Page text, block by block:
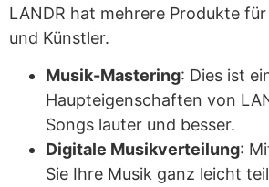
LANDR hat mehrere Produkte
und Künstler.
Musik-Mastering: Dies ist
Haupteigenschaften von
Songs lauter und besser.
Digitale Musikverteilung:
Sie Ihre Musik ganz leicht